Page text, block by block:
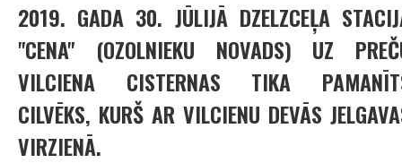
2019. GADA 30. JŪLIJĀ DZELZCEĻA
"CENA" (OZOLNIEKU NOVADS) UZ
VILCIENA CISTERNAS TIKA
CILVĒKS, KURŠ AR VILCIENU DEVĀS
VIRZIENĀ.